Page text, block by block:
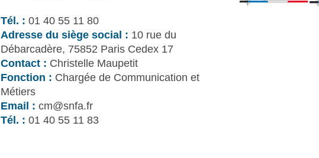
Tél. : 01 40 55 11 80
Adresse du siège social : 10 rue du
Débarcadère, 75852 Paris Cedex 17
Contact : Christelle Maupetit
Fonction : Chargée de Communication et
Métiers
Email : cm@snfa.fr
Tél. : 01 40 55 11 83